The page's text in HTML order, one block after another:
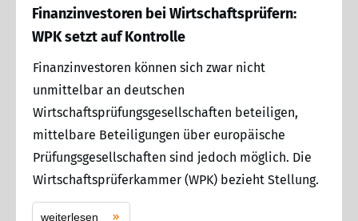
Finanzinvestoren bei Wirtschaftsprüfern:
WPK setzt auf Kontrolle
Finanzinvestoren können sich zwar nicht
unmittelbar an deutschen
Wirtschaftsprüfungsgesellschaften beteiligen,
mittelbare Beteiligungen über europäische
Prüfungsgesellschaften sind jedoch möglich. Die
Wirtschaftsprüferkammer (WPK) bezieht Stellung.
weiterlesen